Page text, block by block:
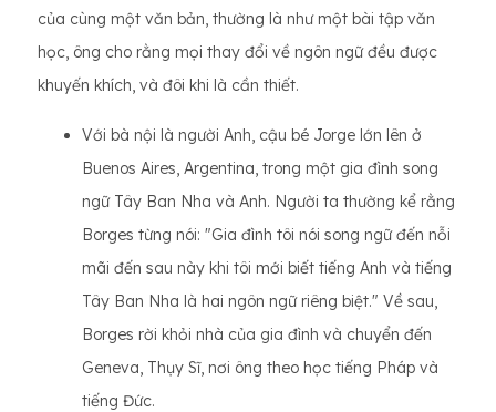
của cùng một văn bản, thường là như một bài tập văn
học, ông cho rằng mọi thay đổi về ngôn ngữ đều được
khuyến khích, và đôi khi là cần thiết.
Với bà nội là người Anh, cậu bé Jorge lớn lên ở
Buenos Aires, Argentina, trong một gia đình song
ngữ Tây Ban Nha và Anh. Người ta thường kể rằng
Borges từng nói: "Gia đình tôi nói song ngữ đến nỗi
mãi đến sau này khi tôi mới biết tiếng Anh và tiếng
Tây Ban Nha là hai ngôn ngữ riêng biệt." Về sau,
Borges rời khỏi nhà của gia đình và chuyển đến
Geneva, Thụy Sĩ, nơi ông theo học tiếng Pháp và
tiếng Đức.